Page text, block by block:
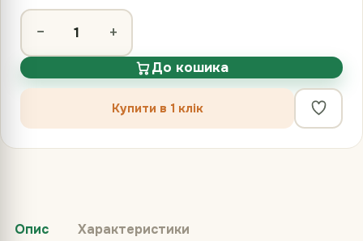
− +
До кошика
Купити в 1 клік
Опис Характеристики